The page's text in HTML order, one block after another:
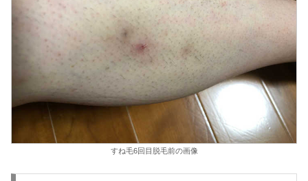
すね毛6回目脱毛前の画像